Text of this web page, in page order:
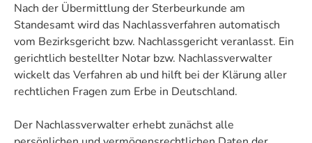
Nach der Übermittlung der Sterbeurkunde am
Standesamt wird das Nachlassverfahren automatisch
vom Bezirksgericht bzw. Nachlassgericht veranlasst. Ein
gerichtlich bestellter Notar bzw. Nachlassverwalter
wickelt das Verfahren ab und hilft bei der Klärung aller
rechtlichen Fragen zum Erbe in Deutschland.
Der Nachlassverwalter erhebt zunächst alle